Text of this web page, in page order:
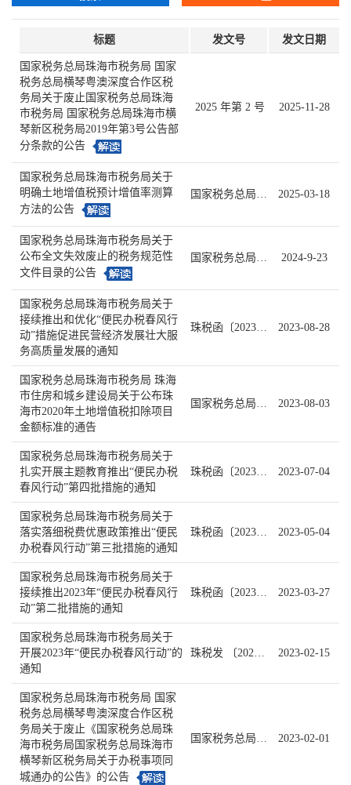
标题 发文号 发文日期
国家税务总局珠海市税务局 国家
税务总局横琴粤澳深度合作区税
务局关于废止国家税务总局珠海
市税务局 国家税务总局珠海市横
琴新区税务局2019年第3号公告部
分条款的公告
2025 年第 2 号 2025-11-28
国家税务总局珠海市税务局关于
明确土地增值税预计增值率测算
方法的公告
国家税务总局珠海市税务局公告2025年第1号 2025-03-18
国家税务总局珠海市税务局关于
公布全文失效废止的税务规范性
文件目录的公告
国家税务总局珠海市税务局公告2024年第1号 2024-9-23
国家税务总局珠海市税务局关于
接续推出和优化“便民办税春风行
动”措施促进民营经济发展壮大服
务高质量发展的通知
珠税函〔2023〕66号 2023-08-28
国家税务总局珠海市税务局 珠海
市住房和城乡建设局关于公布珠
海市2020年土地增值税扣除项目
金额标准的通告
国家税务总局珠海市税务局通告〔2023〕1号 2023-08-03
国家税务总局珠海市税务局关于
扎实开展主题教育推出“便民办税
春风行动”第四批措施的通知
珠税函〔2023〕45号 2023-07-04
国家税务总局珠海市税务局关于
落实落细税费优惠政策推出“便民
办税春风行动”第三批措施的通知
珠税函〔2023〕31号 2023-05-04
国家税务总局珠海市税务局关于
接续推出2023年“便民办税春风行
动”第二批措施的通知
珠税函〔2023〕10号 2023-03-27
国家税务总局珠海市税务局关于
开展2023年“便民办税春风行动”的
通知
珠税发 〔2023〕 6号 2023-02-15
国家税务总局珠海市税务局 国家
税务总局横琴粤澳深度合作区税
务局关于废止《国家税务总局珠
海市税务局国家税务总局珠海市
横琴新区税务局关于办税事项同
城通办的公告》的公告
国家税务总局珠海市税务局公告 2023年第1号 2023-02-01